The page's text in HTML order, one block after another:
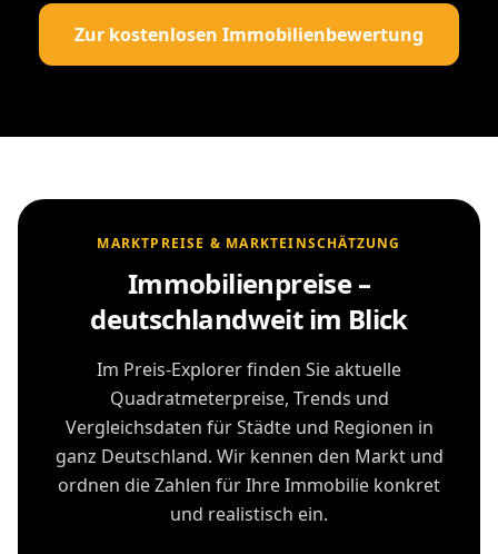
Zur kostenlosen Immobilienbewertung
MARKTPREISE & MARKTEINSCHÄTZUNG
Immobilienpreise –
deutschlandweit im Blick
Im Preis-Explorer finden Sie aktuelle
Quadratmeterpreise, Trends und
Vergleichsdaten für Städte und Regionen in
ganz Deutschland. Wir kennen den Markt und
ordnen die Zahlen für Ihre Immobilie konkret
und realistisch ein.